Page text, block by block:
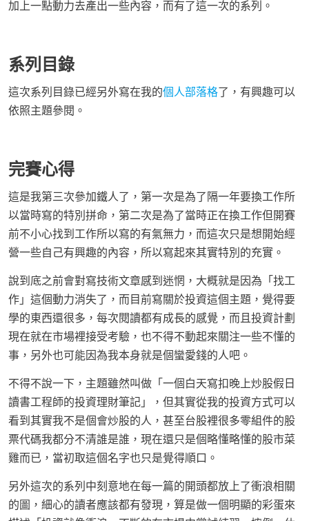
加上一點動力去產出一些內容，而有了這一次的系列。
系列目錄
這次系列目錄已經另外寫在我的個人部落格了，有興趣可以
依照主題參閱。
完賽心得
這是我第三次參加鐵人了，第一次是為了隔一年要換工作所
以當時寫的特別拼命，第二次是為了當時正在換工作但開賽
前不小心找到工作所以寫的有氣無力，而這次只是想開始經
營一些自己有興趣的內容，所以寫起來其實特別的充實。
說到底之前會對寫技術文章感到迷惘，大概就是因為「找工
作」這個動力消失了，而目前寫關於投資這個主題，覺得要
學的東西還很多，每次閱讀都有成長的感覺，而且投資計劃
現在就在市場裡接受考驗，也不得不動起來關注一些不懂的
事，另外也可能因為我本身就是個蠻愛錢的人吧。
不得不說一下，主題雖然叫做「一個白天寫扣晚上炒股假日
讀書工程師的投資理財筆記」，但其實從我的投資方式可以
看到其實我不是個會炒股的人，甚至台股裡很多零組件的股
票代碼我都分不清誰是誰，現在還只是個略懂略懂的股市菜
雞而已，當初取這個名字也只是覺得順口。
另外這次的系列中刻意地在每一篇的開頭都放上了衝浪相關
的圖，細心的讀者應該都有發現，算是做一個明顯的彩蛋來